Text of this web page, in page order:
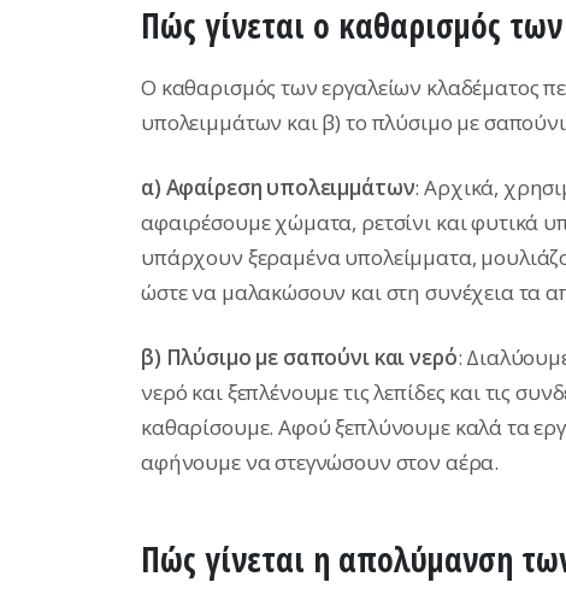
Πώς γίνεται ο καθαρισμός
Ο καθαρισμός των εργαλείων κλαδέματος
υπολειμμάτων και β) το πλύσιμο με
α) Αφαίρεση υπολειμμάτων: Αρχικά,
αφαιρέσουμε χώματα, ρετσίνι και φυτικά
υπάρχουν ξεραμένα υπολείμματα,
ώστε να μαλακώσουν και στη συνέχεια τα
β) Πλύσιμο με σαπούνι και νερό:
νερό και ξεπλένουμε τις λεπίδες και τις
καθαρίσουμε. Αφού ξεπλύνουμε καλά τα
αφήνουμε να στεγνώσουν στον αέρα.
Πώς γίνεται η απολύμανση